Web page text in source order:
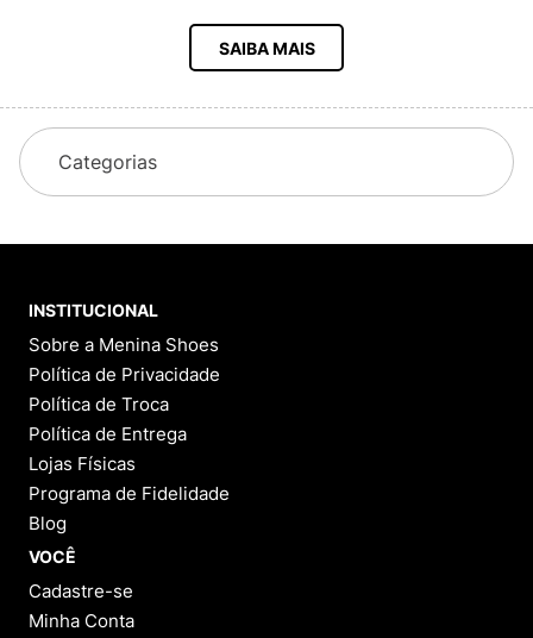
SAIBA MAIS
Categorias
INSTITUCIONAL
Sobre a Menina Shoes
Política de Privacidade
Política de Troca
Política de Entrega
Lojas Físicas
Programa de Fidelidade
Blog
VOCÊ
Cadastre-se
Minha Conta